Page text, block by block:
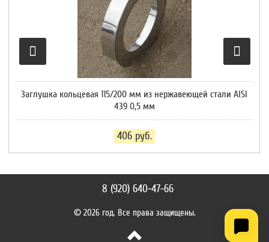
Заглушка кольцевая 115/200 мм из нержавеющей стали AISI
439 0,5 мм
406 руб.
© 2026 год. Все права защищены.
8 (920) 640-47-66